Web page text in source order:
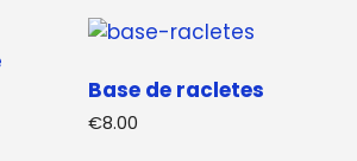
Base de racletes
€8.00